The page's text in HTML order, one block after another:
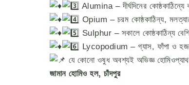
Alumina – দীর্ঘদিনের কোষ্ঠকাঠিন্যে
Opium – চরম কোষ্ঠকাঠিন্য,
Sulphur – সকালে কোষ্ঠকাঠিন্য
Lycopodium – গ্যাস, ফাঁপা ও
যে কোনো ওষুধ অবশ্যই অভিজ্ঞ হোমিওপ্যাথ
জামান হোমিও হল, চাঁদপুর